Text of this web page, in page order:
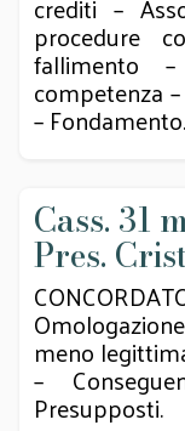
procedure
fallimento
competenza
– Fondamento.
Cass. 31
Pres.
meno
–
Presupposti.